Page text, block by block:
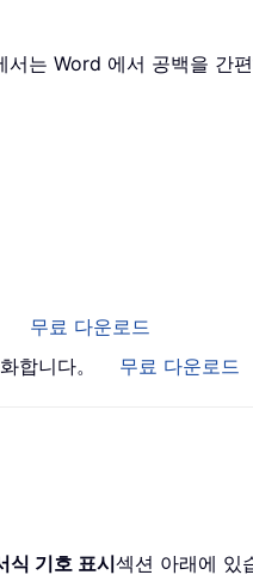
는 Word 에서 공백을 간
무료 다운로드
합니다。 무료 다운로드
식 기호 표시섹션 아래에 있